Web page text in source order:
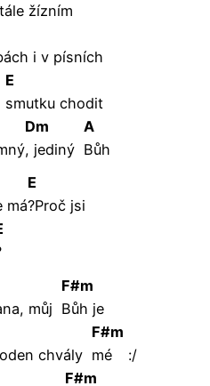
žízním
i v písních
E
smutku chodit
Dm
, jediný
A
Bůh
má
E
?Proč jsi
můj
F#m
Bůh je
chvály
F#m
mé
:/
F#m